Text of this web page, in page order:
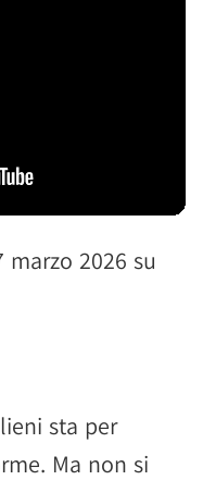
2026 su
sta per
Ma non si